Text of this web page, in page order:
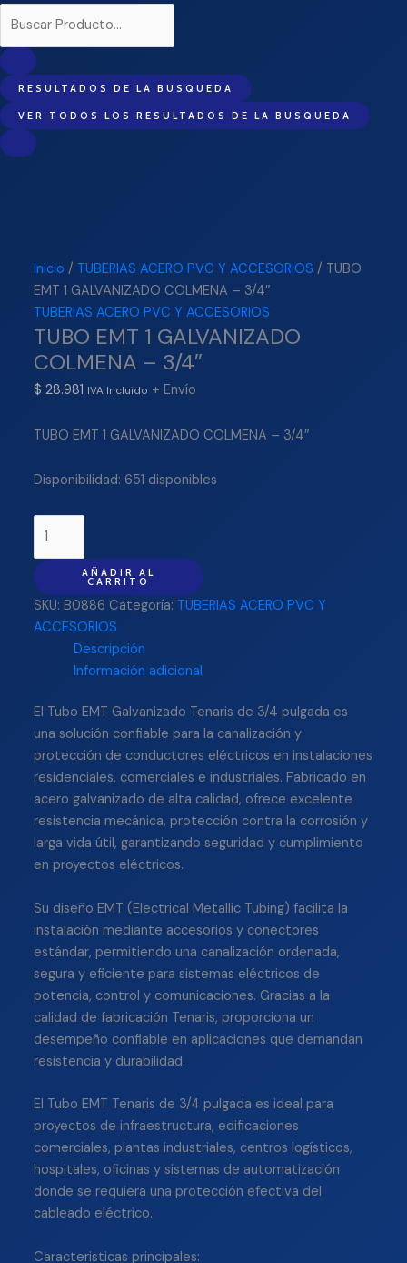
RESULTADOS DE LA BUSQUEDA
VER TODOS LOS RESULTADOS DE LA BUSQUEDA
Inicio / TUBERIAS ACERO PVC Y ACCESORIOS / TUBO
EMT 1 GALVANIZADO COLMENA – 3/4″
TUBERIAS ACERO PVC Y ACCESORIOS
TUBO EMT 1 GALVANIZADO
COLMENA – 3/4″
$ 28.981 IVA Incluido + Envío
TUBO EMT 1 GALVANIZADO COLMENA – 3/4″
Disponibilidad: 651 disponibles
AÑADIR AL
CARRITO
SKU:B0886 Categoría: TUBERIAS ACERO PVC Y
ACCESORIOS
Descripción
Información adicional
El Tubo EMT Galvanizado Tenaris de 3/4 pulgada es
una solución confiable para la canalización y
protección de conductores eléctricos en instalaciones
residenciales, comerciales e industriales. Fabricado en
acero galvanizado de alta calidad, ofrece excelente
resistencia mecánica, protección contra la corrosión y
larga vida útil, garantizando seguridad y cumplimiento
en proyectos eléctricos.
Su diseño EMT (Electrical Metallic Tubing) facilita la
instalación mediante accesorios y conectores
estándar, permitiendo una canalización ordenada,
segura y eficiente para sistemas eléctricos de
potencia, control y comunicaciones. Gracias a la
calidad de fabricación Tenaris, proporciona un
desempeño confiable en aplicaciones que demandan
resistencia y durabilidad.
El Tubo EMT Tenaris de 3/4 pulgada es ideal para
proyectos de infraestructura, edificaciones
comerciales, plantas industriales, centros logísticos,
hospitales, oficinas y sistemas de automatización
donde se requiera una protección efectiva del
cableado eléctrico.
Caracteristicas principales: